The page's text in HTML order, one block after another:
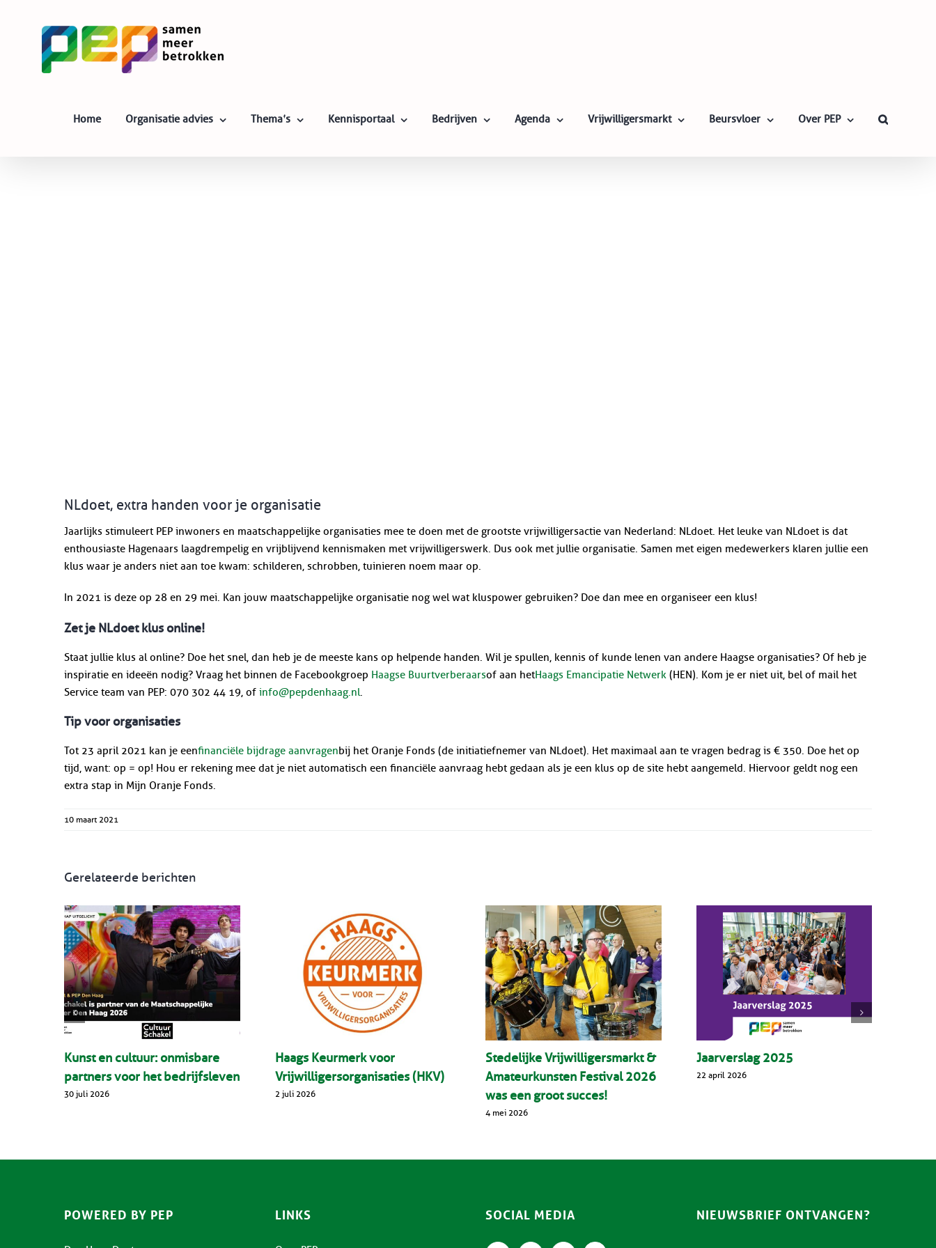
Home Organisatie advies Thema’s Kennisportaal Bedrijven Agenda Vrijwilligersmarkt Beursvloer Over PEP
NLdoet, extra handen voor je organisatie
Jaarlijks stimuleert PEP inwoners en maatschappelijke organisaties mee te doen met de grootste vrijwilligersactie van Nederland: NLdoet. Het leuke van NLdoet is dat
enthousiaste Hagenaars laagdrempelig en vrijblijvend kennismaken met vrijwilligerswerk. Dus ook met jullie organisatie. Samen met eigen medewerkers klaren jullie een
klus waar je anders niet aan toe kwam: schilderen, schrobben, tuinieren noem maar op.
In 2021 is deze op 28 en 29 mei. Kan jouw maatschappelijke organisatie nog wel wat kluspower gebruiken? Doe dan mee en organiseer een klus!
Zet je NLdoet klus online!
Staat jullie klus al online? Doe het snel, dan heb je de meeste kans op helpende handen. Wil je spullen, kennis of kunde lenen van andere Haagse organisaties? Of heb je
inspiratie en ideeën nodig? Vraag het binnen de Facebookgroep Haagse Buurtverberaarsof aan hetHaags Emancipatie Netwerk (HEN). Kom je er niet uit, bel of mail het
Service team van PEP: 070 302 44 19, of info@pepdenhaag.nl.
Tip voor organisaties
Tot 23 april 2021 kan je eenfinanciële bijdrage aanvragenbij het Oranje Fonds (de initiatiefnemer van NLdoet). Het maximaal aan te vragen bedrag is € 350. Doe het op
tijd, want: op = op! Hou er rekening mee dat je niet automatisch een financiële aanvraag hebt gedaan als je een klus op de site hebt aangemeld. Hiervoor geldt nog een
extra stap in Mijn Oranje Fonds.
10 maart 2021
Gerelateerde berichten
Kunst en cultuur: onmisbare
partners voor het bedrijfsleven
30 juli 2026
Haags Keurmerk voor
Vrijwilligersorganisaties (HKV)
2 juli 2026
Stedelijke Vrijwilligersmarkt &
Amateurkunsten Festival 2026
was een groot succes!
4 mei 2026
Jaarverslag 2025
22 april 2026
POWERED BY PEP LINKS SOCIAL MEDIA NIEUWSBRIEF ONTVANGEN?